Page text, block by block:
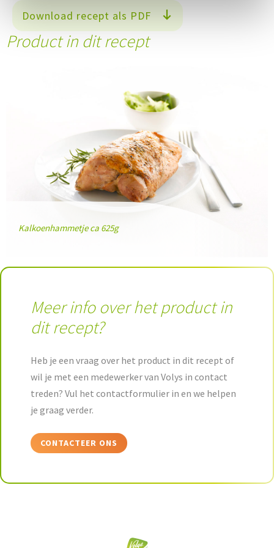
Download recept als PDF
Product in dit recept
Kalkoenhammetje ca 625g
Meer info over het product in
dit recept?
Heb je een vraag over het product in dit recept of
wil je met een medewerker van Volys in contact
treden? Vul het contactformulier in en we helpen
je graag verder.
CONTACTEER ONS